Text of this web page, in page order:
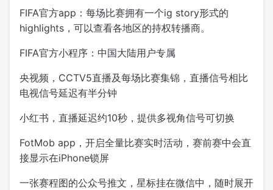
FIFA官方app：每场比赛拥有一个ig story形式的
highlights，可以查看各地区的持权转播商。
FIFA官方小程序：中国大陆用户专属
央视频，CCTV5直播及每场比赛集锦，直播信号相比
电视信号延迟有半分钟
小红书，直播延迟约10秒，提供多视角信号可切换
FotMob app，开启全量比赛实时活动，赛前赛中会直
接显示在iPhone锁屏
一张赛程图的公众号推文，星标挂在微信中，随时展开